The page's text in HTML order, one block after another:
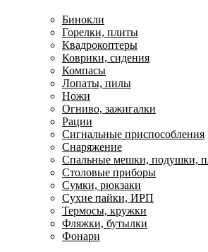
Бинокли
Горелки, плиты
Квадрокоптеры
Коврики, сидения
Компасы
Лопаты, пилы
Ножи
Огниво, зажигалки
Рации
Сигнальные приспособления
Снаряжение
Спальные мешки, подушки,
Столовые приборы
Сумки, рюкзаки
Сухие пайки, ИРП
Термосы, кружки
Фляжки, бутылки
Фонари